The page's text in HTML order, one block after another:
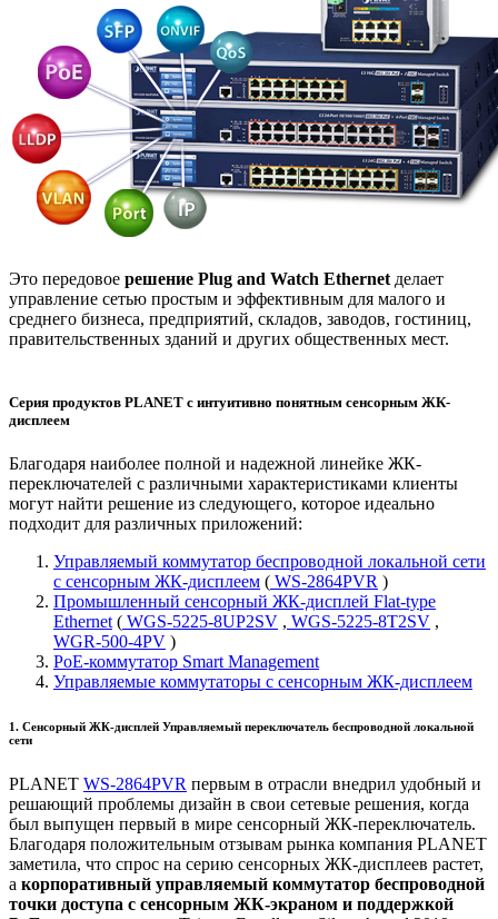
Это передовое решение Plug and Watch Ethernet делает
управление сетью простым и эффективным для малого и
среднего бизнеса, предприятий, складов, заводов, гостиниц,
правительственных зданий и других общественных мест.
Серия продуктов PLANET с интуитивно понятным сенсорным ЖК-
дисплеем
Благодаря наиболее полной и надежной линейке ЖК-
переключателей с различными характеристиками клиенты
могут найти решение из следующего, которое идеально
подходит для различных приложений:
Управляемый коммутатор беспроводной локальной сети
с сенсорным ЖК-дисплеем ( WS-2864PVR )
Промышленный сенсорный ЖК-дисплей Flat-type
Ethernet ( WGS-5225-8UP2SV , WGS-5225-8T2SV ,
WGR-500-4PV )
PoE-коммутатор Smart Management
Управляемые коммутаторы с сенсорным ЖК-дисплеем
1. Сенсорный ЖК-дисплей Управляемый переключатель беспроводной локальной
сети
PLANET WS-2864PVR первым в отрасли внедрил удобный и
решающий проблемы дизайн в свои сетевые решения, когда
был выпущен первый в мире сенсорный ЖК-переключатель.
Благодаря положительным отзывам рынка компания PLANET
заметила, что спрос на серию сенсорных ЖК-дисплеев растет,
а корпоративный управляемый коммутатор беспроводной
точки доступа с сенсорным ЖК-экраном и поддержкой